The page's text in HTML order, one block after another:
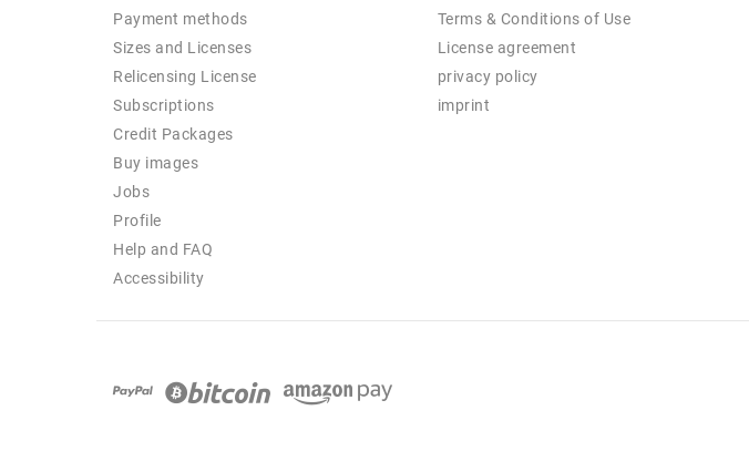
Payment methods
Sizes and Licenses
Relicensing License
Subscriptions
Credit Packages
Buy images
Jobs
Profile
Help and FAQ
Accessibility
Terms & Conditions of Use
License agreement
privacy policy
imprint